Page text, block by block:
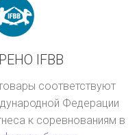
IFBB
соответствуют
Федерации
к соревнованиям в